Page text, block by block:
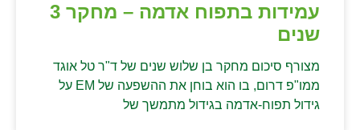
עמידות בתפוח אדמה – מחקר 3
שנים
מצורף סיכום מחקר בן שלוש שנים של ד"ר טל אוגד
ממו"פ דרום, בו הוא בוחן את ההשפעה של EM על
גידול תפוח-אדמה בגידול מתמשך של